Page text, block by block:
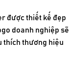
được thiết kế đẹp
doanh nghiệp sẽ
thích thương hiệu